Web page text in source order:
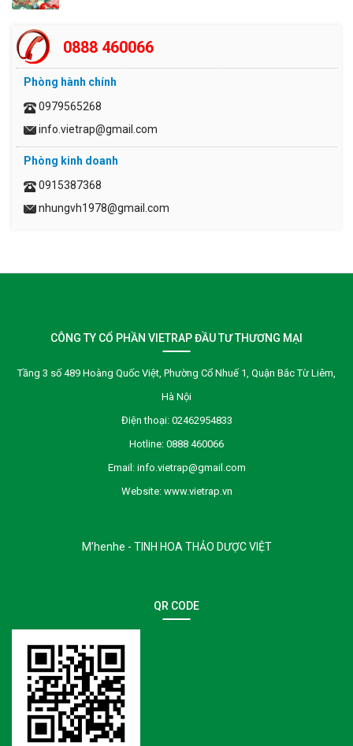
0888 460066
Phòng hành chính
0979565268
info.vietrap@gmail.com
Phòng kinh doanh
0915387368
nhungvh1978@gmail.com
CÔNG TY CỔ PHẦN VIETRAP ĐẦU TƯ THƯƠNG MẠI
Tầng 3 số 489 Hoàng Quốc Việt, Phường Cổ Nhuế 1, Quận Bắc Từ Liêm,
Hà Nội
Điện thoại:02462954833
Hotline: 0888 460066
Email:info.vietrap@gmail.com
Website:www.vietrap.vn
M’henhe - TINH HOA THẢO DƯỢC VIỆT
QR CODE